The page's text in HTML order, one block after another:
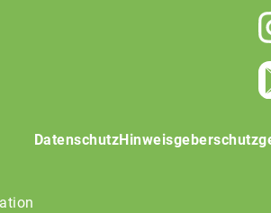
Datenschutz